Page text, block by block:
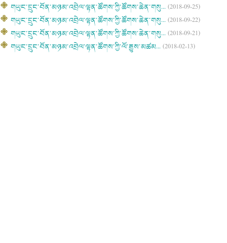
གཡུང་དྲུང་བོན་མཉམ་འབྲེལ་ལྷན་ཚོགས་ཀྱི་ཚོགས་ཆེན་གསུ...(2018-09-25)
གཡུང་དྲུང་བོན་མཉམ་འབྲེལ་ལྷན་ཚོགས་ཀྱི་ཚོགས་ཆེན་གསུ...(2018-09-22)
གཡུང་དྲུང་བོན་མཉམ་འབྲེལ་ལྷན་ཚོགས་ཀྱི་ཚོགས་ཆེན་གསུ...(2018-09-21)
གཡུང་དྲུང་བོན་མཉམ་འབྲེལ་ལྷན་ཚོགས་ཀྱི་ལོ་རྒྱུས་མཚམ...(2018-02-13)